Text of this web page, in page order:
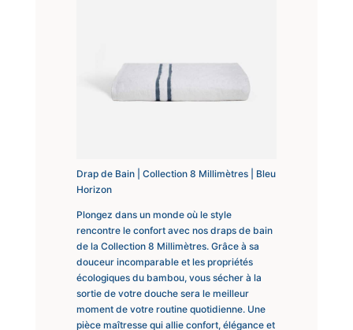
Drap de Bain | Collection 8 Millimètres | Bleu
Horizon
Plongez dans un monde où le style
rencontre le confort avec nos draps de bain
de la Collection 8 Millimètres. Grâce à sa
douceur incomparable et les propriétés
écologiques du bambou, vous sécher à la
sortie de votre douche sera le meilleur
moment de votre routine quotidienne. Une
pièce maîtresse qui allie confort, élégance et